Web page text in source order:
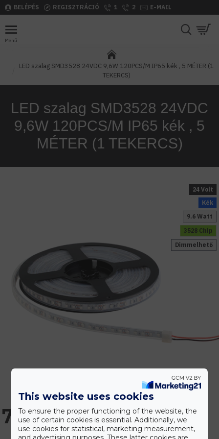
BELÉPÉS REGISZTRÁCIÓ 1 2 E-MAIL
LED szalag SMD3528 24VDC 9,6W 120PCS/M IP65 kék , 5 MÉTER (1
TEKERCS)
LED szalag SMD3528 24VDC
9,6W 120PCS/M IP65 kék , 5
MÉTER (1 TEKERCS)
3528 Chip
Kék
9.6 Watt
24 Volt
Dimmelhető
7.344 Ft
This website uses cookies
To ensure the proper functioning of the website, the
use of certain cookies is essential. Additionally, we
use cookies for statistical, marketing measurement,